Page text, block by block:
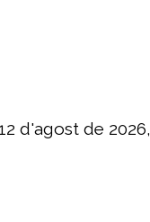
d'agost de